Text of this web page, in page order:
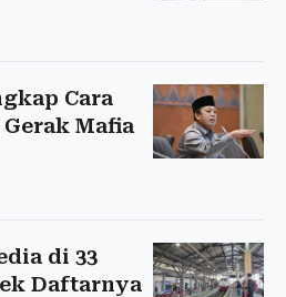
Cara
Mafia
di 33
Daftarnya